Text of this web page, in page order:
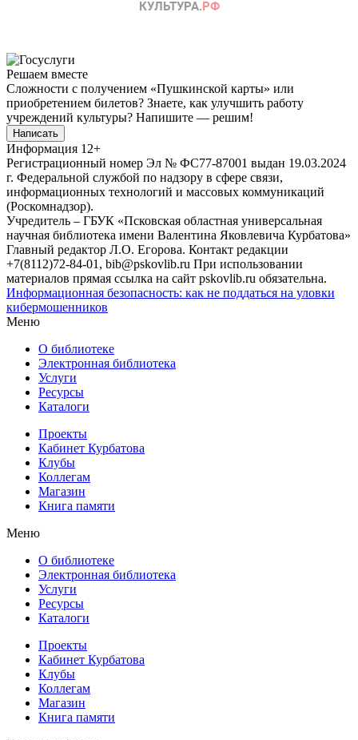
Решаем вместе
Сложности с получением «Пушкинской карты» или
приобретением билетов? Знаете, как улучшить работу
учреждений культуры? Напишите — решим!
Написать
Информация 12+
Регистрационный номер Эл № ФС77-87001 выдан 19.03.2024
г. Федеральной службой по надзору в сфере связи,
информационных технологий и массовых коммуникаций
(Роскомнадзор).
Учредитель – ГБУК «Псковская областная универсальная
научная библиотека имени Валентина Яковлевича Курбатова»
Главный редактор Л.О. Егорова. Контакт редакции
+7(8112)72-84-01, bib@pskovlib.ru При использовании
материалов прямая ссылка на сайт pskovlib.ru обязательна.
Информационная безопасность: как не поддаться на уловки
кибермошенников
Меню
О библиотеке
Электронная библиотека
Услуги
Ресурсы
Каталоги
Проекты
Кабинет Курбатова
Клубы
Коллегам
Магазин
Книга памяти
Меню
О библиотеке
Электронная библиотека
Услуги
Ресурсы
Каталоги
Проекты
Кабинет Курбатова
Клубы
Коллегам
Магазин
Книга памяти